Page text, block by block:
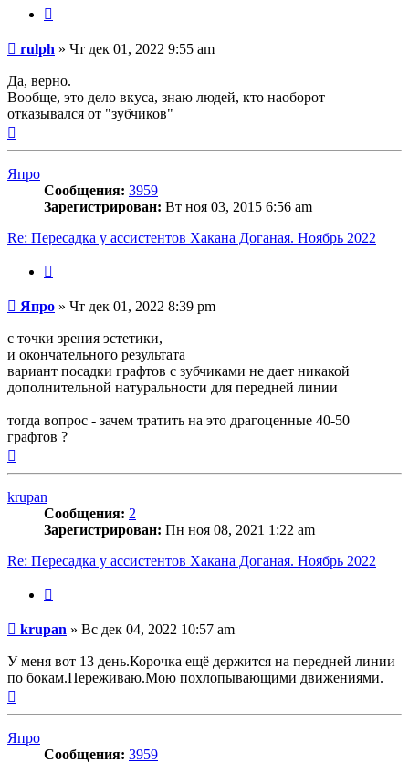
Сообщение
rulph » Чт дек 01, 2022 9:55 am
Да, верно.
Вообще, это дело вкуса, знаю людей, кто наоборот
отказывался от "зубчиков"
Япро
Сообщения: 3959
Зарегистрирован: Вт ноя 03, 2015 6:56 am
Re: Пересадка у ассистентов Хакана Доганая. Ноябрь 2022
Сообщение
Япро » Чт дек 01, 2022 8:39 pm
с точки зрения эстетики,
и окончательного результата
вариант посадки графтов с зубчиками не дает никакой
дополнительной натуральности для передней линии
тогда вопрос - зачем тратить на это драгоценные 40-50
графтов ?
krupan
Сообщения: 2
Зарегистрирован: Пн ноя 08, 2021 1:22 am
Re: Пересадка у ассистентов Хакана Доганая. Ноябрь 2022
Сообщение
krupan » Вс дек 04, 2022 10:57 am
У меня вот 13 день.Корочка ещё держится на передней линии
по бокам.Переживаю.Мою похлопывающими движениями.
Япро
Сообщения: 3959